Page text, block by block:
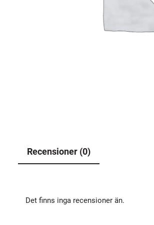
Recensioner (0)
Det finns inga recensioner än.